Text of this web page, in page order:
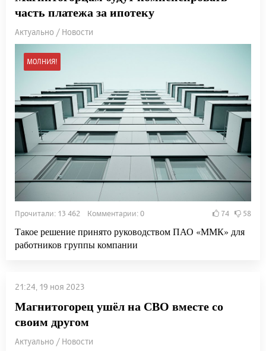
часть платежа за ипотеку
Актуально / Новости
МОЛНИЯ!
Прочитали: 13 462 Комментарии: 0 74 58
Такое решение принято руководством ПАО «ММК» для
работников группы компании
21:24, 19 ноя 2023
Магнитогорец ушёл на СВО вместе со
своим другом
Актуально / Новости